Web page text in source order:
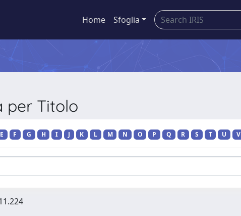
Home Sfoglia
per Titolo
E F G H I J K L M N O P Q R S T U V